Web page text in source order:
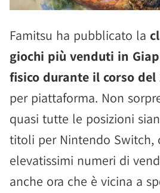
Famitsu ha pubblicato la
giochi più venduti in
fisico durante il corso del
per piattaforma. Non
quasi tutte le posizioni
titoli per Nintendo Switch,
elevatissimi numeri di
anche ora che è vicina a